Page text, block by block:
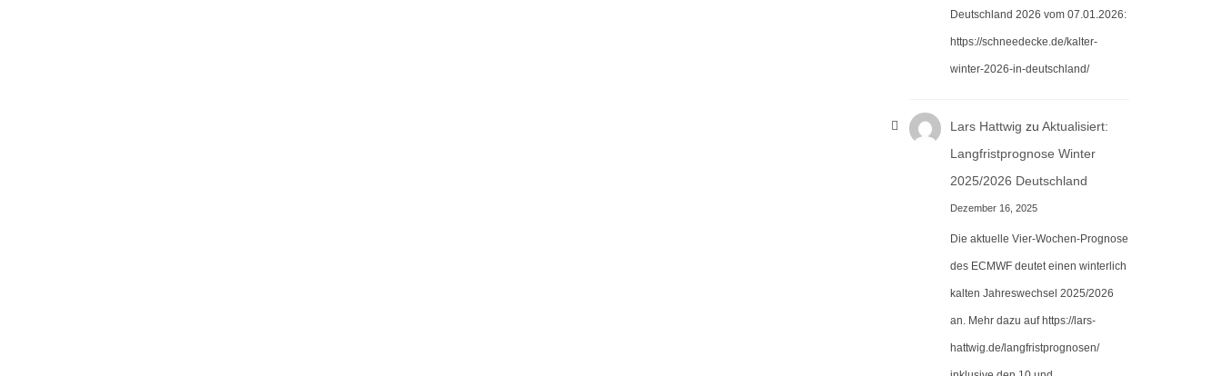
Deutschland 2026 vom 07.01.2026:
https://schneedecke.de/kalter-
winter-2026-in-deutschland/
Lars Hattwig zu Aktualisiert:
Langfristprognose Winter
2025/2026 Deutschland
Dezember 16, 2025
Die aktuelle Vier-Wochen-Prognose
des ECMWF deutet einen winterlich
kalten Jahreswechsel 2025/2026
an. Mehr dazu auf https://lars-
hattwig.de/langfristprognosen/